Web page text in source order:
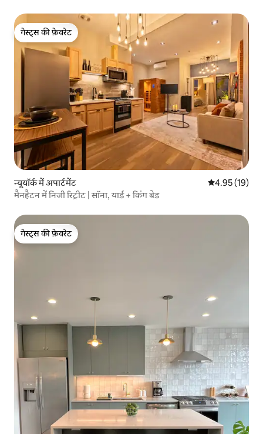
गेस्ट्स की फ़ेवरेट
गेस्ट्स की फ़ेवरेट
न्यूयॉर्क में अपार्टमेंट औसत रेटिंग 5 में
4.95 (19)
मैनहैटन में निजी रिट्रीट | सॉना, यार्ड + किंग बेड
गेस्ट्स की फ़ेवरेट
गेस्ट्स की फ़ेवरेट